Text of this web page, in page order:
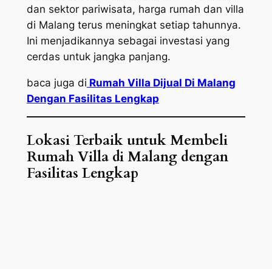
dan sektor pariwisata, harga rumah dan villa
di Malang terus meningkat setiap tahunnya.
Ini menjadikannya sebagai investasi yang
cerdas untuk jangka panjang.
baca juga di Rumah Villa Dijual Di Malang
Dengan Fasilitas Lengkap
Lokasi Terbaik untuk Membeli
Rumah Villa di Malang dengan
Fasilitas Lengkap